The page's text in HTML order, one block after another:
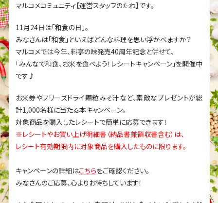
マルコメコミュニティ【運営スタッフのたわ】です。
11月24日は「和食の日」。
みなさんは「和食」といえばどんな料理を思い浮かべますか？
マルコメでは今年、料亭の味発売40周年記念と併せて、
「みんなで和食、お米を食べよう！レシートキャンペーン」を開催中
です♪
お米券やフリーズドライ顆粒みそ汁など、素敵なプレゼントが総
計1,000名様に当たる本キャンペーン。
対象商品を購入したレシートで簡単に応募できます！
※レシートやお買い上げ明細書（納品書兼領収書含む）は、
レシート有効期限内に対象商品を購入したものに限ります。
キャンペーンの詳細はこちらをご確認ください。
みなさんのご応募、心よりお待ちしています！